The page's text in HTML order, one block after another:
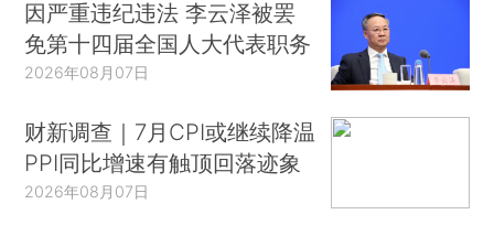
因严重违纪违法 李云泽被罢
免第十四届全国人大代表职务
2026年08月07日
财新调查｜7月CPI或继续降温
PPI同比增速有触顶回落迹象
2026年08月07日